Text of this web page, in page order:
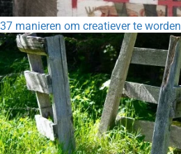
37 manieren om creatiever te worden